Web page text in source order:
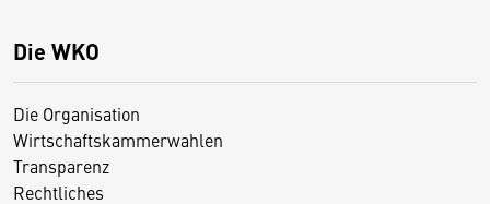
Die WKO
Die Organisation
Wirtschaftskammerwahlen
Transparenz
Rechtliches